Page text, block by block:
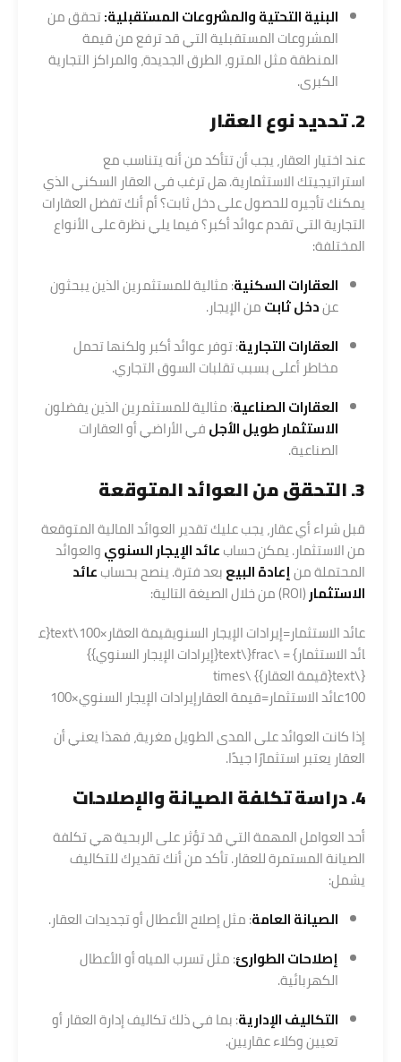
البنية التحتية والمشروعات المستقبلية:تحقق من
المشروعات المستقبلية التي قد ترفع من قيمة
المنطقة مثل المترو، الطرق الجديدة، والمراكز التجارية
الكبرى.
2. تحديد نوع العقار
عند اختيار العقار، يجب أن تتأكد من أنه يتناسب مع
استراتيجيتك الاستثمارية. هل ترغب في العقار السكني الذي
يمكنك تأجيره للحصول على دخل ثابت؟ أم أنك تفضل العقارات
التجارية التي تقدم عوائد أكبر؟ فيما يلي نظرة على الأنواع
المختلفة:
العقارات السكنية: مثالية للمستثمرين الذين يبحثون
عندخل ثابتمن الإيجار.
العقارات التجارية: توفر عوائد أكبر ولكنها تحمل
مخاطر أعلى بسبب تقلبات السوق التجاري.
العقارات الصناعية: مثالية للمستثمرين الذين يفضلون
الاستثمار طويل الأجلفي الأراضي أو العقارات
الصناعية.
3. التحقق من العوائد المتوقعة
قبل شراء أي عقار، يجب عليك تقدير العوائد المالية المتوقعة
من الاستثمار. يمكن حسابعائد الإيجار السنويوالعوائد
المحتملة منإعادة البيعبعد فترة. ينصح بحسابعائد
الاستثمار(ROI) من خلال الصيغة التالية:
عائد الاستثمار=إيرادات الإيجار السنويقيمة العقار×100\text{ع
ائد الاستثمار} = \frac{\text{إيرادات الإيجار السنوي}}
{\text{قيمة العقار}} \times
100عائد الاستثمار=قيمة العقارإيرادات الإيجار السنوي×
100
إذا كانت العوائد على المدى الطويل مغرية، فهذا يعني أن
العقار يعتبر استثمارًا جيدًا.
4. دراسة تكلفة الصيانة والإصلاحات
أحد العوامل المهمة التي قد تؤثر على الربحية هي تكلفة
الصيانة المستمرة للعقار. تأكد من أنك تقديرك للتكاليف
يشمل:
الصيانة العامة: مثل إصلاح الأعطال أو تجديدات العقار.
إصلاحات الطوارئ: مثل تسرب المياه أو الأعطال
الكهربائية.
التكاليف الإدارية: بما في ذلك تكاليف إدارة العقار أو
تعيين وكلاء عقاريين.